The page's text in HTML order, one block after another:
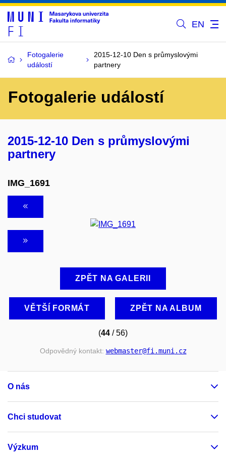
EN
Fotogalerie
událostí
2015-12-10 Den s průmyslovými
partnery
Fotogalerie událostí
2015-12-10 Den s průmyslovými
partnery
IMG_1691
ZPĚT NA GALERII
VĚTŠÍ FORMÁT ZPĚT NA ALBUM
(44 / 56)
Odpovědný kontakt: webmaster@fi.muni.cz
O nás
Chci studovat
Výzkum